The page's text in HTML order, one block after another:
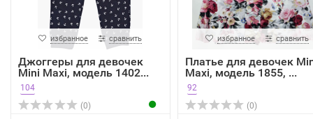
избранное сравнить
Джоггеры для девочек
Mini Maxi, модель 1402...
104
(0)
избранное сравнить
Платье для девочек
Maxi, модель 1855, ...
92
(0)